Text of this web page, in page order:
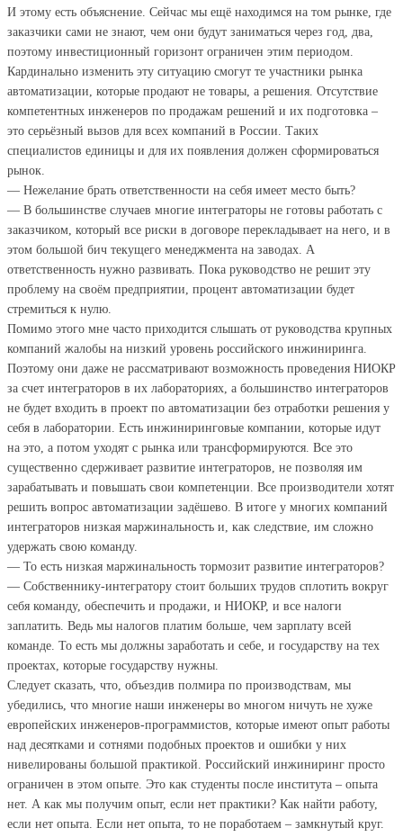
И этому есть объяснение. Сейчас мы ещё находимся на том рынке, где
заказчики сами не знают, чем они будут заниматься через год, два,
поэтому инвестиционный горизонт ограничен этим периодом.
Кардинально изменить эту ситуацию смогут те участники рынка
автоматизации, которые продают не товары, а решения. Отсутствие
компетентных инженеров по продажам решений и их подготовка –
это серьёзный вызов для всех компаний в России. Таких
специалистов единицы и для их появления должен сформироваться
рынок.
— Нежелание брать ответственности на себя имеет место быть?
— В большинстве случаев многие интеграторы не готовы работать с
заказчиком, который все риски в договоре перекладывает на него, и в
этом большой бич текущего менеджмента на заводах. А
ответственность нужно развивать. Пока руководство не решит эту
проблему на своём предприятии, процент автоматизации будет
стремиться к нулю.
Помимо этого мне часто приходится слышать от руководства крупных
компаний жалобы на низкий уровень российского инжиниринга.
Поэтому они даже не рассматривают возможность проведения НИОКР
за счет интеграторов в их лабораториях, а большинство интеграторов
не будет входить в проект по автоматизации без отработки решения у
себя в лаборатории. Есть инжиниринговые компании, которые идут
на это, а потом уходят с рынка или трансформируются. Все это
существенно сдерживает развитие интеграторов, не позволяя им
зарабатывать и повышать свои компетенции. Все производители хотят
решить вопрос автоматизации задёшево. В итоге у многих компаний
интеграторов низкая маржинальность и, как следствие, им сложно
удержать свою команду.
— То есть низкая маржинальность тормозит развитие интеграторов?
— Собственнику-интегратору стоит больших трудов сплотить вокруг
себя команду, обеспечить и продажи, и НИОКР, и все налоги
заплатить. Ведь мы налогов платим больше, чем зарплату всей
команде. То есть мы должны заработать и себе, и государству на тех
проектах, которые государству нужны.
Следует сказать, что, объездив полмира по производствам, мы
убедились, что многие наши инженеры во многом ничуть не хуже
европейских инженеров-программистов, которые имеют опыт работы
над десятками и сотнями подобных проектов и ошибки у них
нивелированы большой практикой. Российский инжиниринг просто
ограничен в этом опыте. Это как студенты после института – опыта
нет. А как мы получим опыт, если нет практики? Как найти работу,
если нет опыта. Если нет опыта, то не поработаем – замкнутый круг.